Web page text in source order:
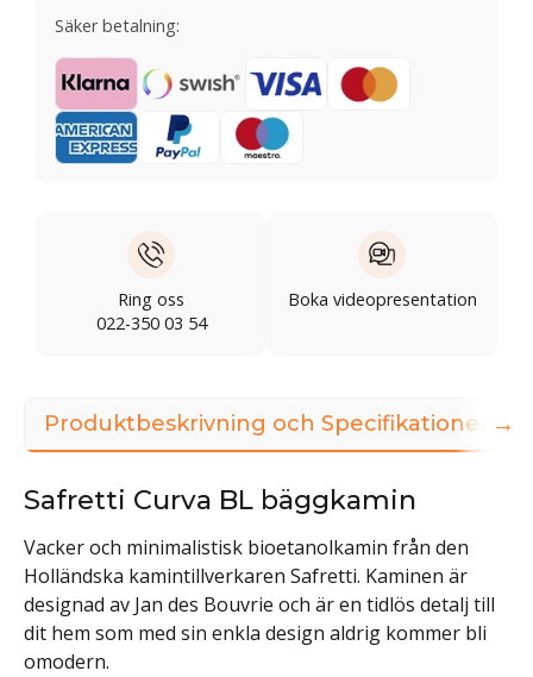
Säker betalning:
Ring oss
022-350 03 54
Boka videopresentation
Produktbeskrivning och Specifikationer
Safretti Curva BL bäggkamin
Vacker och minimalistisk bioetanolkamin från den
Holländska kamintillverkaren Safretti. Kaminen är
designad av Jan des Bouvrie och är en tidlös detalj till
dit hem som med sin enkla design aldrig kommer bli
omodern.
→